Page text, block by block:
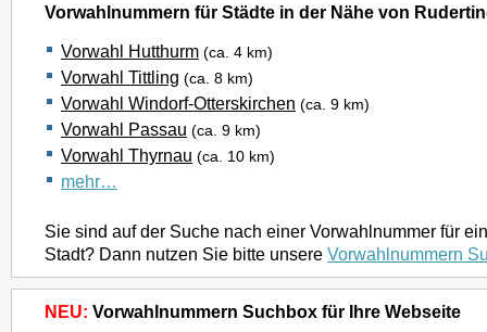
Vorwahlnummern für Städte in der Nähe von
Vorwahl Hutthurm (ca. 4 km)
Vorwahl Tittling (ca. 8 km)
Vorwahl Windorf-Otterskirchen (ca. 9 km)
Vorwahl Passau (ca. 9 km)
Vorwahl Thyrnau (ca. 10 km)
mehr…
Sie sind auf der Suche nach einer Vorwahlnummer für
Stadt? Dann nutzen Sie bitte unsere Vorwahlnummern
NEU: Vorwahlnummern Suchbox für Ihre Webseite